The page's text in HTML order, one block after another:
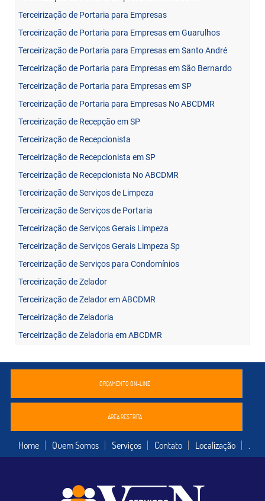
Terceirização de Portaria para Empresas
Terceirização de Portaria para Empresas em Guarulhos
Terceirização de Portaria para Empresas em Santo André
Terceirização de Portaria para Empresas em São Bernardo
Terceirização de Portaria para Empresas em SP
Terceirização de Portaria para Empresas No ABCDMR
Terceirização de Recepção em SP
Terceirização de Recepcionista
Terceirização de Recepcionista em SP
Terceirização de Recepcionista No ABCDMR
Terceirização de Serviços de Limpeza
Terceirização de Serviços de Portaria
Terceirização de Serviços Gerais Limpeza
Terceirização de Serviços Gerais Limpeza Sp
Terceirização de Serviços para Condomínios
Terceirização de Zelador
Terceirização de Zelador em ABCDMR
Terceirização de Zeladoria
Terceirização de Zeladoria em ABCDMR
ORÇAMENTO ON-LINE
ÁREA RESTRITA
Home Quem Somos Serviços Contato Localização